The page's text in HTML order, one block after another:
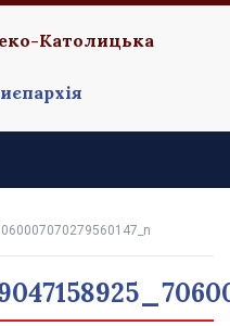
Католицька